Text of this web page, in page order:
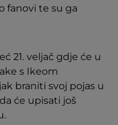
fanovi te su ga
21. veljač gdje će u
s Ikeom
braniti svoj pojas u
će upisati još